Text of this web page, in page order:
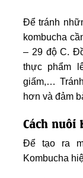
Để tránh
kombucha
– 29 độ C.
thực phẩm
giấm,…
hơn và đảm
Cách nuôi
Để tạo ra
Kombucha